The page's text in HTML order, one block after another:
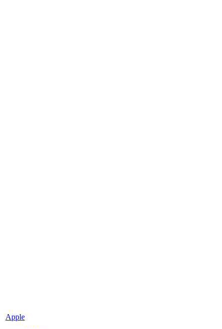
Apple